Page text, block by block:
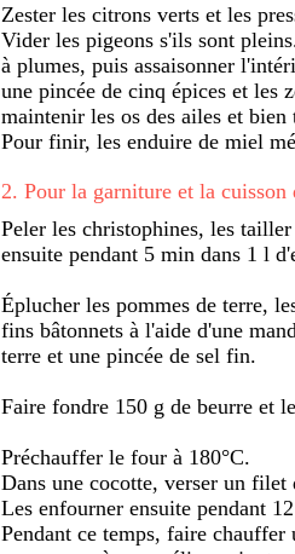
Zester les citrons verts et les
Vider les pigeons s'ils sont
à plumes, puis assaisonner
une pincée de cinq épices et les
maintenir les os des ailes et
Pour finir, les enduire de miel
2. Pour la garniture et la cuisson
Peler les christophines, les
ensuite pendant 5 min dans 1 l
Éplucher les pommes de terre,
fins bâtonnets à l'aide d'une
terre et une pincée de sel fin.
Faire fondre 150 g de beurre et
Préchauffer le four à 180°C.
Dans une cocotte, verser un filet
Les enfourner ensuite pendant
Pendant ce temps, faire